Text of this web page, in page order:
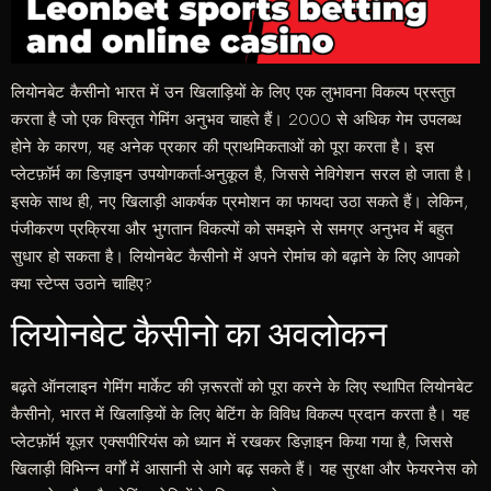
लियोनबेट कैसीनो भारत में उन खिलाड़ियों के लिए एक लुभावना विकल्प प्रस्तुत
करता है जो एक विस्तृत गेमिंग अनुभव चाहते हैं। 2000 से अधिक गेम उपलब्ध
होने के कारण, यह अनेक प्रकार की प्राथमिकताओं को पूरा करता है। इस
प्लेटफ़ॉर्म का डिज़ाइन उपयोगकर्ता-अनुकूल है, जिससे नेविगेशन सरल हो जाता है।
इसके साथ ही, नए खिलाड़ी आकर्षक प्रमोशन का फायदा उठा सकते हैं। लेकिन,
पंजीकरण प्रक्रिया और भुगतान विकल्पों को समझने से समग्र अनुभव में बहुत
सुधार हो सकता है। लियोनबेट कैसीनो में अपने रोमांच को बढ़ाने के लिए आपको
क्या स्टेप्स उठाने चाहिए?
लियोनबेट कैसीनो का अवलोकन
बढ़ते ऑनलाइन गेमिंग मार्केट की ज़रूरतों को पूरा करने के लिए स्थापित लियोनबेट
कैसीनो, भारत में खिलाड़ियों के लिए बेटिंग के विविध विकल्प प्रदान करता है। यह
प्लेटफ़ॉर्म यूज़र एक्सपीरियंस को ध्यान में रखकर डिज़ाइन किया गया है, जिससे
खिलाड़ी विभिन्न वर्गों में आसानी से आगे बढ़ सकते हैं। यह सुरक्षा और फेयरनेस को